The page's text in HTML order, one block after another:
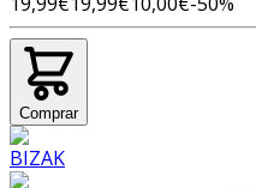
Comprar